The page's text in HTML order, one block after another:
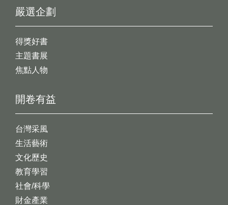
開卷有益
台灣采風
生活藝術
文化歷史
教育學習
社會/科學
財金產業
嚴選企劃
得獎好書
主題書展
焦點人物